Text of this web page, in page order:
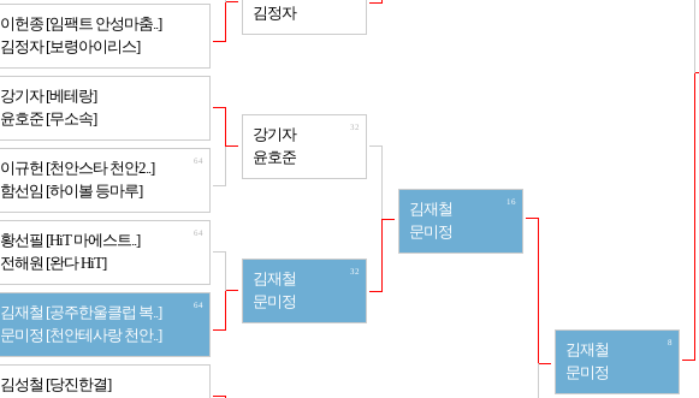
이헌종 [임팩트 안성마춤..]
김정자 [보령아이리스]
강기자 [베테랑]
윤호준 [무소속]
이규헌 [천안스타 천안2..]
함선임 [하이볼 등마루]
64
황선필 [HiT 마에스트..]
전해원 [완다 HiT]
64
김재철 [공주한울클럽 복..]
문미정 [천안테사랑 천안..]
64
김성철 [당진한결]
김정자
강기자
윤호준
32
김재철
문미정
32
김재철
문미정
16
김재철
문미정
8